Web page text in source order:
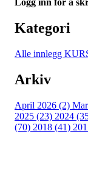
Logg inn for å
Kategori
Alle innlegg
Arkiv
April 2026 (2)
2025 (23) 2024
(70) 2018 (41)